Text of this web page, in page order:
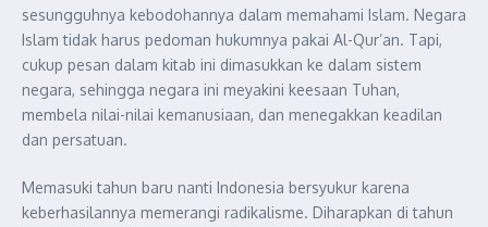
sesungguhnya kebodohannya dalam memahami Islam. Negara
Islam tidak harus pedoman hukumnya pakai Al-Qur’an. Tapi,
cukup pesan dalam kitab ini dimasukkan ke dalam sistem
negara, sehingga negara ini meyakini keesaan Tuhan,
membela nilai-nilai kemanusiaan, dan menegakkan keadilan
dan persatuan.
Memasuki tahun baru nanti Indonesia bersyukur karena
keberhasilannya memerangi radikalisme. Diharapkan di tahun